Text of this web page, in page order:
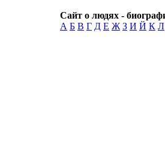
Сайт о людях -
А Б В Г Д Е Ж З И Й К Л